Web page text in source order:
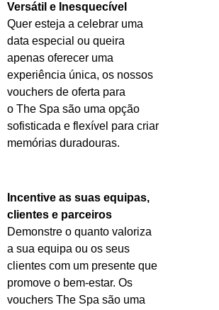
Versátil e Inesquecível
Quer esteja a celebrar uma
data especial ou queira
apenas oferecer uma
experiência única, os nossos
vouchers de oferta para
o The Spa são uma opção
sofisticada e flexível para criar
memórias duradouras.
Incentive as suas equipas,
clientes e parceiros
Demonstre o quanto valoriza
a sua equipa ou os seus
clientes com um presente que
promove o bem-estar. Os
vouchers The Spa são uma